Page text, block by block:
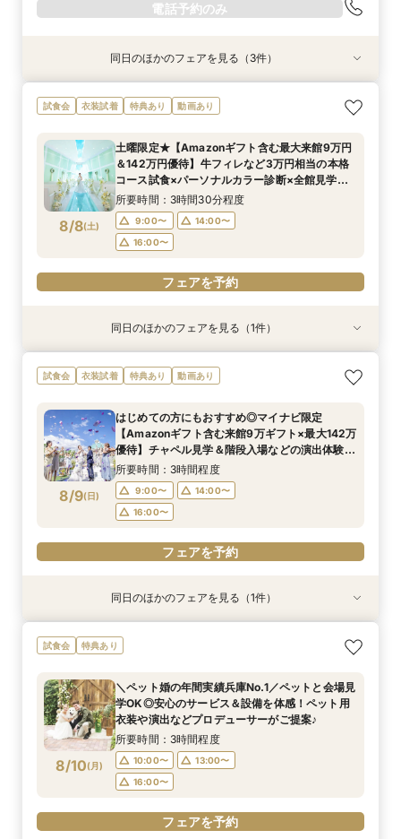
電話予約のみ
特典あり
8/7(金)
100人100通りの結婚式を/ふたりのやりたい！が
見つかる演出なんでも相談会＜来館5万ギフト＆
所要時間：3時間程度
10:00〜
13:00〜
16:00〜
電話予約のみ
特典あり
8/7(金)
＼ペット婚の年間実績兵庫No.1／ペットと会場見
学OK◎安心のサービス＆設備を体感！ペット用
所要時間：3時間程度
10:00〜
13:00〜
16:00〜
電話予約のみ
衣装試着 特典あり
8/7(金)
【平日BIG♦来館最大5万ギフト&142万優待】花
嫁体験*挙式体験＆最新ブランドドレス試着×人
所要時間：3時間程度
10:00〜
13:00〜
16:00〜
電話予約のみ
同日のほかのフェアを見る（3件）
試食会 衣装試着 特典あり 動画あり
8/8(土)
土曜限定★【Amazonギフト含む最大来館9万円
＆142万円優待】牛フィレなど3万円相当の本格
コース試食×パーソナルカラー診断×全館見学・
演出体験BIGフェア
所要時間：3時間30分程度
9:00〜
14:00〜
16:00〜
フェアを予約
衣装試着 特典あり
8/8(土)
【ドレス重視必見♦ドレス30万円特典】専属ドレ
スコーディネーターによるあなたにぴったりの最
チェック♪
所要時間：3時間程度
9:00〜
14:00〜
16:00〜
フェアを予約
同日のほかのフェアを見る（1件）
試食会 衣装試着 特典あり 動画あり
8/9(日)
はじめての方にもおすすめ◎マイナビ限定
【Amazonギフト含む来館9万ギフト×最大142万
優待】チャペル見学＆階段入場などの演出体験×
牛フィレコース試食をゲスト目線で体感◆理想が
叶うBIGフェア
所要時間：3時間程度
9:00〜
14:00〜
16:00〜
フェアを予約
衣装試着 特典あり
8/9(日)
【ドレス重視必見♦ドレス30万円特典】専属ドレ
スコーディネーターによるあなたにぴったりの最
チェック♪
所要時間：3時間程度
9:00〜
14:00〜
16:00〜
フェアを予約
同日のほかのフェアを見る（1件）
試食会 特典あり
8/10(月)
＼ペット婚の年間実績兵庫No.1／ペットと会場見
学OK◎安心のサービス＆設備を体感！ペット用
衣装や演出などプロデューサーがご提案♪
所要時間：3時間程度
10:00〜
13:00〜
16:00〜
フェアを予約